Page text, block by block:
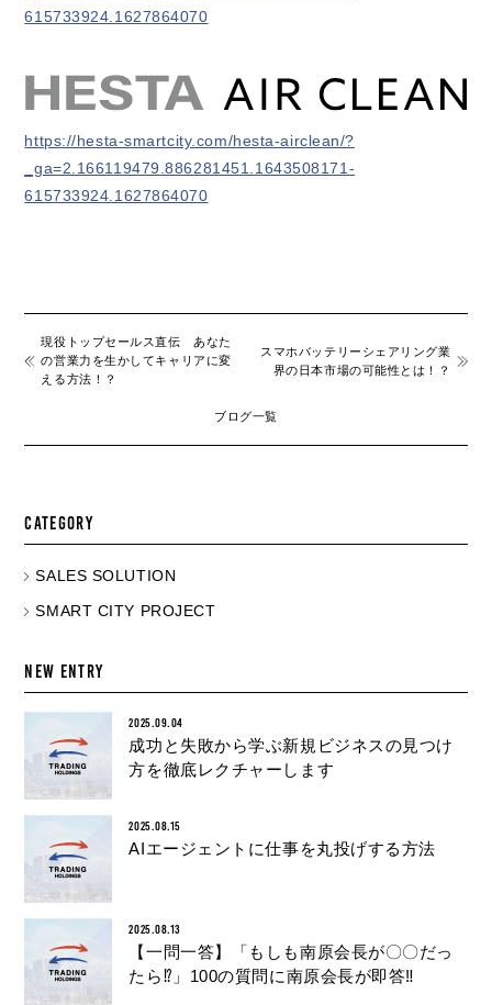
615733924.1627864070
https://hesta-smartcity.com/hesta-airclean/?
_ga=2.166119479.886281451.1643508171-
615733924.1627864070
現役トップセールス直伝 あなた
の営業力を生かしてキャリアに変
える方法！？
ブログ一覧
スマホバッテリーシェアリング業
界の日本市場の可能性とは！？
CATEGORY
SALES SOLUTION
SMART CITY PROJECT
NEW ENTRY
2025.09.04
成功と失敗から学ぶ新規ビジネスの見つけ
方を徹底レクチャーします
2025.08.15
AIエージェントに仕事を丸投げする方法
2025.08.13
【一問一答】「もしも南原会長が〇〇だっ
たら⁉︎」100の質問に南原会長が即答‼︎